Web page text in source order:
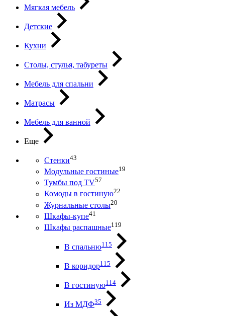
Мягкая мебель
Детские
Кухни
Столы, стулья, табуреты
Мебель для спальни
Матрасы
Мебель для ванной
Еще
Стенки43
Модульные гостиные19
Тумбы под ТV57
Комоды в гостиную22
Журнальные столы20
Шкафы-купе41
Шкафы распашные119
В спальню115
В коридор115
В гостиную114
Из МДФ35